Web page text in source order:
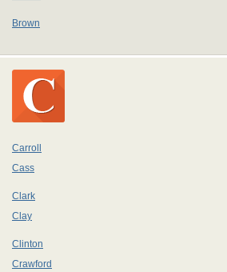
Brown
Carroll
Cass
Clark
Clay
Clinton
Crawford